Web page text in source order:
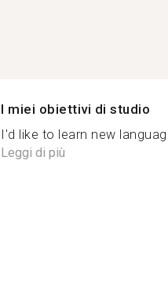
I miei obiettivi di studio
I'd like to learn new
Leggi di più